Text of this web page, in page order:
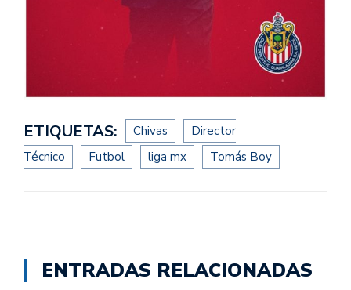
ETIQUETAS: Chivas
Director
Técnico
Futbol liga mx Tomás Boy
ENTRADAS RELACIONADAS